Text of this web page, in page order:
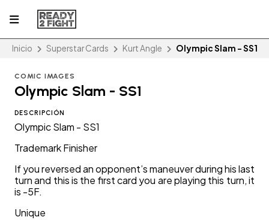
Inicio Superstar Cards Kurt Angle Olympic Slam - SS1
COMIC IMAGES
Olympic Slam - SS1
DESCRIPCIÓN
Olympic Slam - SS1
Trademark Finisher
If you reversed an opponent’s maneuver during his last
turn and this is the first card you are playing this turn, it
is -5F.
Unique